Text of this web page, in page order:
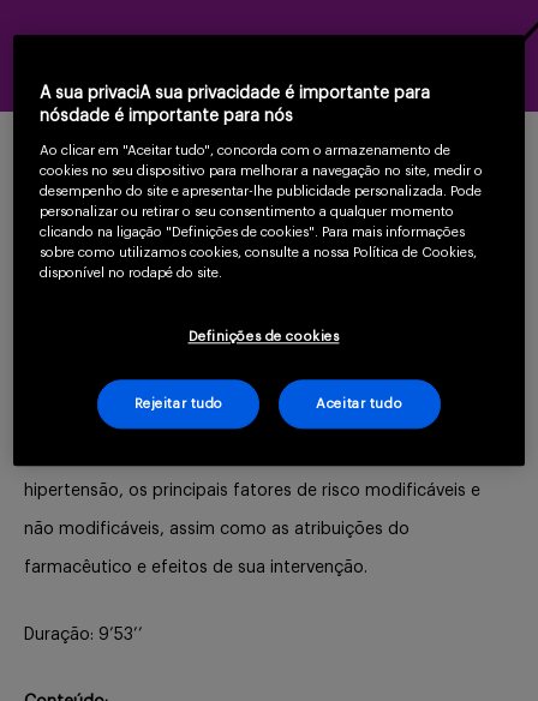
Entrar
Cadastrar
O que é?
A hipertensão é o principal fator de risco evitável para
importante papel na identificação precoce e no auxílio para
o manejo desta condição.
hipertensão, os principais fatores de risco modificáveis e
não modificáveis, assim como as atribuições do
farmacêutico e efeitos de sua intervenção.
Duração: 9’53’’
A sua privaciA sua privacidade é importante para
nósdade é importante para nós
Ao clicar em "Aceitar tudo", concorda com o armazenamento de
cookies no seu dispositivo para melhorar a navegação no site, medir o
desempenho do site e apresentar-lhe publicidade personalizada. Pode
personalizar ou retirar o seu consentimento a qualquer momento
clicando na ligação "Definições de cookies". Para mais informações
sobre como utilizamos cookies, consulte a nossa Política de Cookies,
disponível no rodapé do site.
Definições de cookies
Rejeitar tudo Aceitar tudo